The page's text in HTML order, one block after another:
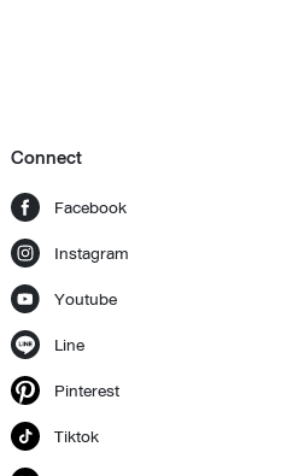
Connect
Facebook
Instagram
Youtube
Line
Pinterest
Tiktok